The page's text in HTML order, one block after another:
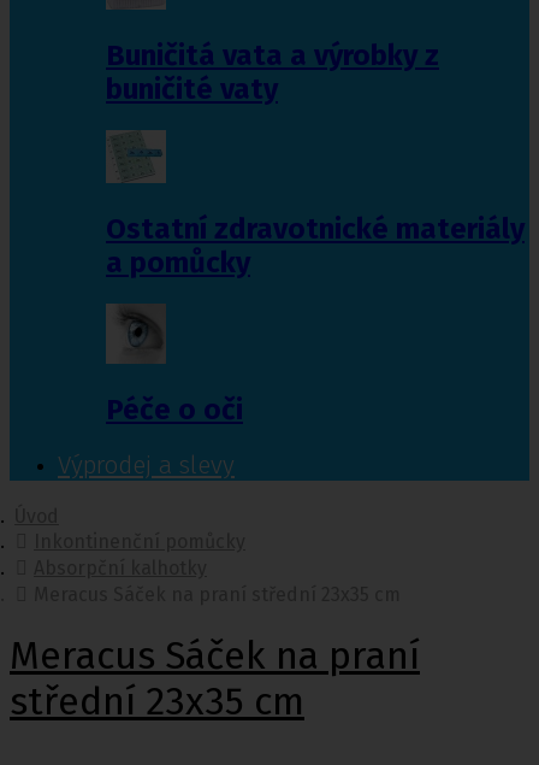
Buničitá vata a výrobky z
buničité vaty
Ostatní zdravotnické materiály
a pomůcky
Péče o oči
Výprodej a slevy
Meracus Sáček na praní
střední 23x35 cm